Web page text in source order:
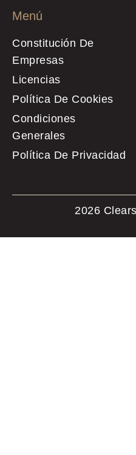
Menú
Constitución De
Empresas
Licencias
Política De Cookies
Condiciones
Generales
Política De Privacidad
2026